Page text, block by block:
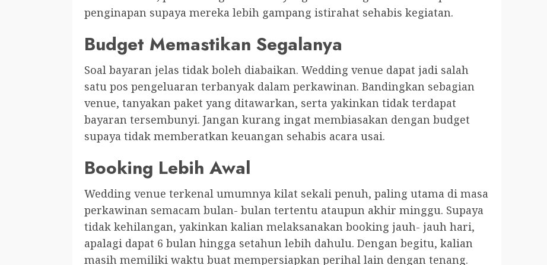
penginapan supaya mereka lebih gampang istirahat sehabis kegiatan.
Budget Memastikan Segalanya
Soal bayaran jelas tidak boleh diabaikan. Wedding venue dapat jadi salah
satu pos pengeluaran terbanyak dalam perkawinan. Bandingkan sebagian
venue, tanyakan paket yang ditawarkan, serta yakinkan tidak terdapat
bayaran tersembunyi. Jangan kurang ingat membiasakan dengan budget
supaya tidak memberatkan keuangan sehabis acara usai.
Booking Lebih Awal
Wedding venue terkenal umumnya kilat sekali penuh, paling utama di masa
perkawinan semacam bulan- bulan tertentu ataupun akhir minggu. Supaya
tidak kehilangan, yakinkan kalian melaksanakan booking jauh- jauh hari,
apalagi dapat 6 bulan hingga setahun lebih dahulu. Dengan begitu, kalian
masih memiliki waktu buat mempersiapkan perihal lain dengan tenang.